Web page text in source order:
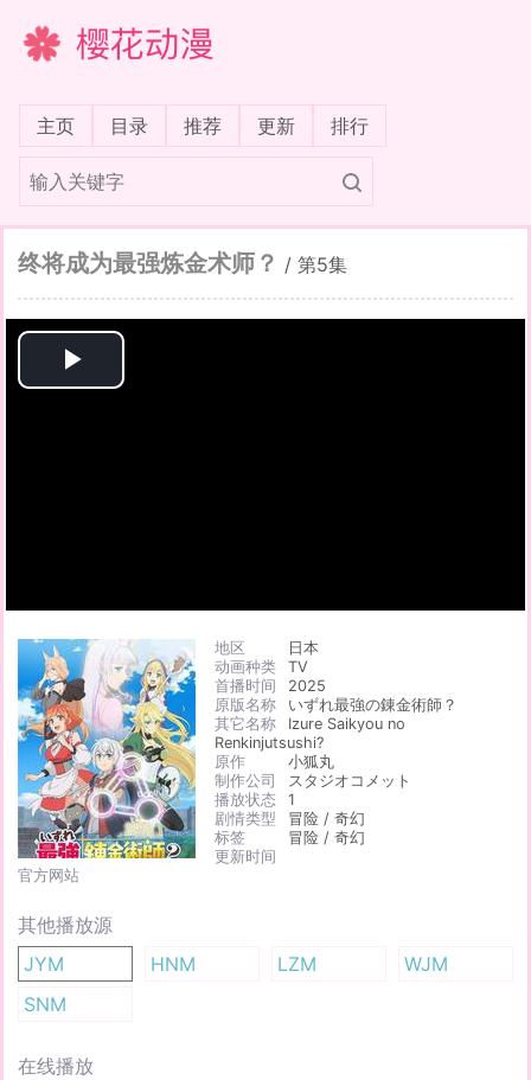
樱花动漫
主页(current)
目录 推荐 更新 排行
终将成为最强炼金术师？ / 第5集
地区
日本
动画种类
TV
首播时间
2025
原版名称
いずれ最強の錬金術師？
其它名称
Izure Saikyou no
Renkinjutsushi?
原作
小狐丸
制作公司
スタジオコメット
播放状态
1
剧情类型
冒险 / 奇幻
标签
冒险 / 奇幻
更新时间
官方网站
其他播放源
JYM
HNM LZM
WJM
SNM
在线播放